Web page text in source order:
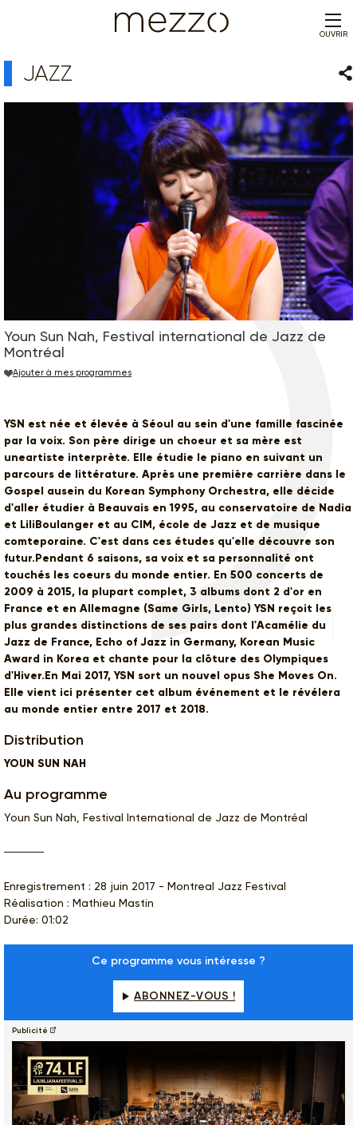
OUVRIR
JAZZ
Youn Sun Nah, Festival international de Jazz de
Montréal
Ajouter à mes programmes
YSN est née et élevée à Séoul au sein d'une famille fascinée
par la voix. Son père dirige un choeur et sa mère est
uneartiste interprète. Elle étudie le piano en suivant un
parcours de littérature. Après une première carrière dans le
Gospel ausein du Korean Symphony Orchestra, elle décide
d'aller étudier à Beauvais en 1995, au conservatoire de Nadia
et LiliBoulanger et au CIM, école de Jazz et de musique
comteporaine. C'est dans ces études qu'elle découvre son
futur.Pendant 6 saisons, sa voix et sa personnalité ont
touchés les coeurs du monde entier. En 500 concerts de
2009 à 2015, la plupart complet, 3 albums dont 2 d'or en
France et en Allemagne (Same Girls, Lento) YSN reçoit les
plus grandes distinctions de ses pairs dont l'Acamélie du
Jazz de France, Echo of Jazz in Germany, Korean Music
Award in Korea et chante pour la clôture des Olympiques
d'Hiver.En Mai 2017, YSN sort un nouvel opus She Moves On.
Elle vient ici présenter cet album événement et le révélera
au monde entier entre 2017 et 2018.
Distribution
YOUN SUN NAH
Au programme
Youn Sun Nah, Festival International de Jazz de Montréal
Enregistrement : 28 juin 2017 - Montreal Jazz Festival
Réalisation : Mathieu Mastin
Durée: 01:02
Ce programme vous intéresse ?
ABONNEZ-VOUS !
Publicité